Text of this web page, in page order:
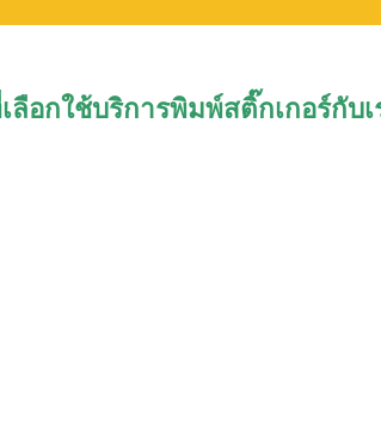
อกใช้บริการพิมพ์สติ๊กเกอร์กับเ